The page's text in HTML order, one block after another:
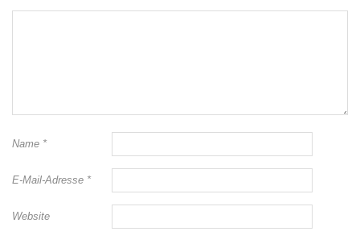
Name *
E-Mail-Adresse *
Website